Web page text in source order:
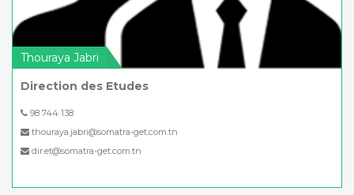
Thouraya Jabri
Direction des Etudes
98 744 138
thouraya.jabri@somatra-get.com.tn
dir.et@somatra-get.com.tn